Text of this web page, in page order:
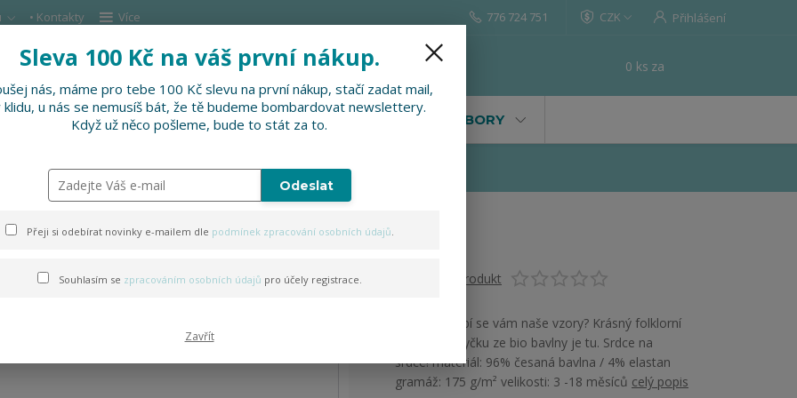
• Kontakty Více CZK Přihlášení
Hledat
776 724 751
0 ks za
DOPLŇKY SLEVNĚNO PRO FIRMY, FESTIVALY, SOUBORY
dlouhý rukáv
Ohodnotit produkt
Máte děti, líbí se vám naše vzory? Krásný folklorní
vzor na bodyčku ze bio bavlny je tu. Srdce na
srdce! materiál: 96% česaná bavlna / 4% elastan
gramáž: 175 g/m² velikosti: 3 -18 měsíců celý popis
Sleva 100 Kč na váš první nákup.
nás, máme pro tebe 100 Kč slevu na první nákup, stačí zadat mail,
klidu, u nás se nemusíš bát, že tě budeme bombardovat newslettery.
Když už něco pošleme, bude to stát za to.
Odeslat
Přeji si odebírat novinky e-mailem dle podmínek zpracování osobních údajů.
Souhlasím se zpracováním osobních údajů pro účely registrace.
Zavřít